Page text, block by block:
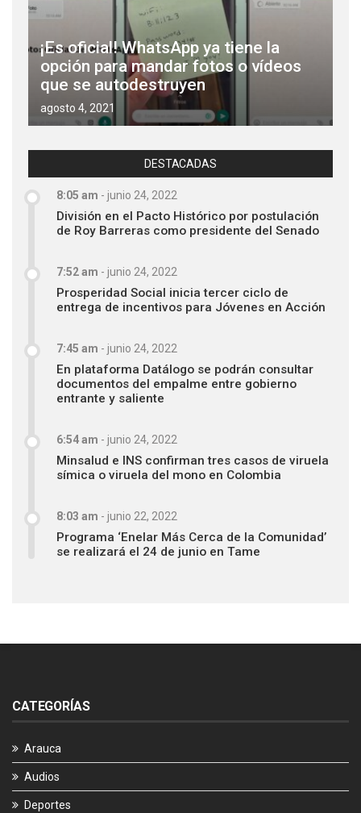
¡Es oficial! WhatsApp ya tiene la
opción para mandar fotos o vídeos
que se autodestruyen
agosto 4, 2021
DESTACADAS
8:05 am - junio 24, 2022
División en el Pacto Histórico por postulación
de Roy Barreras como presidente del Senado
7:52 am - junio 24, 2022
Prosperidad Social inicia tercer ciclo de
entrega de incentivos para Jóvenes en Acción
7:45 am - junio 24, 2022
En plataforma Datálogo se podrán consultar
documentos del empalme entre gobierno
entrante y saliente
6:54 am - junio 24, 2022
Minsalud e INS confirman tres casos de viruela
símica o viruela del mono en Colombia
8:03 am - junio 22, 2022
Programa ‘Enelar Más Cerca de la Comunidad’
se realizará el 24 de junio en Tame
CATEGORÍAS
Arauca
Audios
Deportes